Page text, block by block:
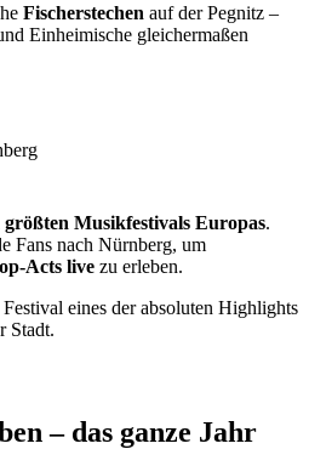
Fischerstechen auf der Pegnitz –
Einheimische gleichermaßen
größten Musikfestivals Europas.
Fans nach Nürnberg, um
Acts live zu erleben.
eines der absoluten Highlights
Stadt.
– das ganze Jahr